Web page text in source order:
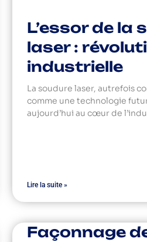
L’essor de la
laser :
industrielle
La soudure laser, autrefois
comme une technologie
aujourd’hui au cœur de
Lire la suite »
Façonnage